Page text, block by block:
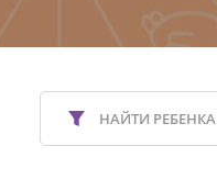
НАЙТИ РЕБЕНКА